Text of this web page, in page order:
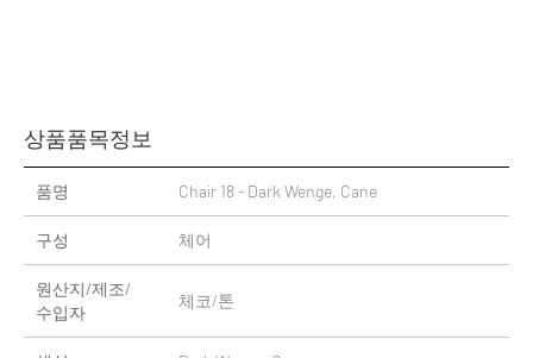
상품품목정보
품명 Chair 18 - Dark Wenge, Cane
구성 체어
원산지/제조/
수입자
체코/톤